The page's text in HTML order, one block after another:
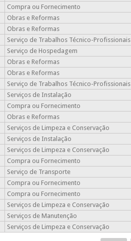
Compra ou Fornecimento
Obras e Reformas
Obras e Reformas
Serviço de Trabalhos Técnico-Profissionais
Serviço de Hospedagem
Obras e Reformas
Obras e Reformas
Serviço de Trabalhos Técnico-Profissionais
Serviços de Instalação
Compra ou Fornecimento
Obras e Reformas
Serviços de Limpeza e Conservação
Serviços de Instalação
Serviços de Limpeza e Conservação
Compra ou Fornecimento
Serviço de Transporte
Compra ou Fornecimento
Compra ou Fornecimento
Serviços de Limpeza e Conservação
Serviços de Manutenção
Serviços de Limpeza e Conservação